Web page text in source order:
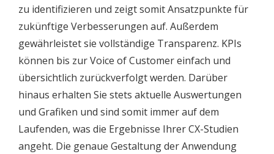
zu identifizieren und zeigt somit Ansatzpunkte für
zukünftige Verbesserungen auf. Außerdem
gewährleistet sie vollständige Transparenz. KPIs
können bis zur Voice of Customer einfach und
übersichtlich zurückverfolgt werden. Darüber
hinaus erhalten Sie stets aktuelle Auswertungen
und Grafiken und sind somit immer auf dem
Laufenden, was die Ergebnisse Ihrer CX-Studien
angeht. Die genaue Gestaltung der Anwendung